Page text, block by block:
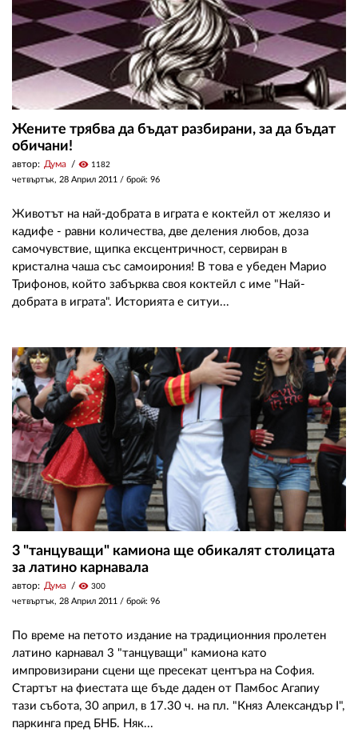
Жените трябва да бъдат разбирани, за да бъдат
обичани!
автор: Дума visibility 1182
четвъртък, 28 Април 2011 / брой: 96
Животът на най-добрата в играта е коктейл от желязо и
кадифе - равни количества, две деления любов, доза
самочувствие, щипка ексцентричност, сервиран в
кристална чаша със самоирония! В това е убеден Марио
Трифонов, който забърква своя коктейл с име "Най-
добрата в играта". Историята е ситуи...
3 "танцуващи" камиона ще обикалят столицата
за латино карнавала
автор: Дума visibility 300
четвъртък, 28 Април 2011 / брой: 96
По време на петото издание на традиционния пролетен
латино карнавал 3 "танцуващи" камиона като
импровизирани сцени ще пресекат центъра на София.
Стартът на фиестата ще бъде даден от Памбос Агапиу
тази събота, 30 април, в 17.30 ч. на пл. "Княз Александър I",
паркинга пред БНБ. Няк...